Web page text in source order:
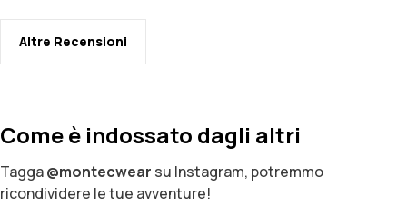
Altre Recensioni
Come è indossato dagli altri
Tagga@montecwear su Instagram, potremmo
ricondividere le tue avventure!